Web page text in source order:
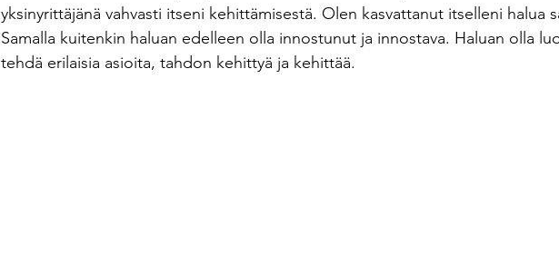
yksinyrittäjänä vahvasti itseni kehittämisestä. Olen kasvattanut itselleni halua
Samalla kuitenkin haluan edelleen olla innostunut ja innostava. Haluan olla
tehdä erilaisia asioita, tahdon kehittyä ja kehittää.